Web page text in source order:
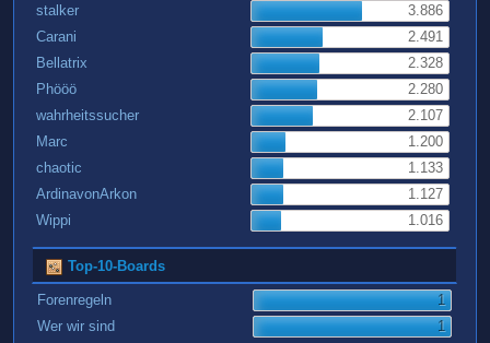
stalker
3.886
Carani
2.491
Bellatrix
2.328
Phööö
2.280
wahrheitssucher
2.107
Marc
1.200
chaotic
1.133
ArdinavonArkon
1.127
Wippi
1.016
Top-10-Boards
Forenregeln
1
Wer wir sind
1